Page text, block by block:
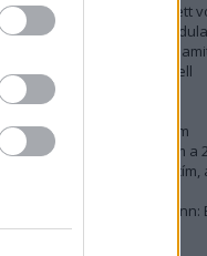
15(+1) film, amit látnod kellett
A 15 legnagyobb filmes
50 posztapokaliptikus film,
10 zombifilm, amit látnod kell
A 10 legjobb gengszterfilm
A 10 legjobb Brad Pitt-film
A 10 legjobb Mel Gibson-film
Az igazi 10 legjobb akciófilm a
10 iszonyatos magyar filmcím,
Könyvkritika: Brigitte Hamann:
királyné (2019)